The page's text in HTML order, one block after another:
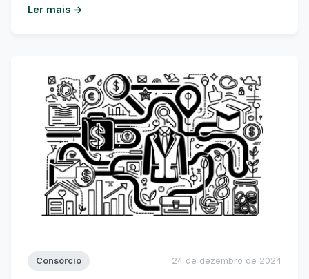
através do consórcio. Neste artigo, vamos explorar
Ler mais →
Consórcio 24 de dezembro de 2024